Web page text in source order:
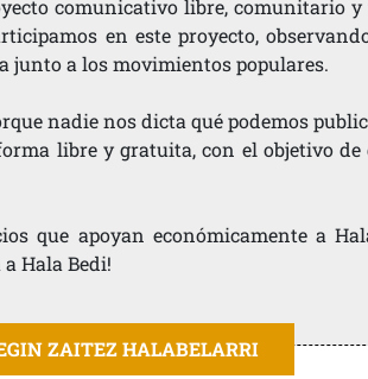
comunicativo libre, comunitario
en este proyecto,
a los movimientos populares.
nadie nos dicta qué podemos
libre y gratuita, con el objetivo
que apoyan económicamente a
Hala Bedi!
ZAITEZ HALABELARRI